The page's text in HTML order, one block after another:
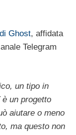
Ghost, affidata
Telegram
un tipo in
un progetto
aiutare o meno
ma questo non